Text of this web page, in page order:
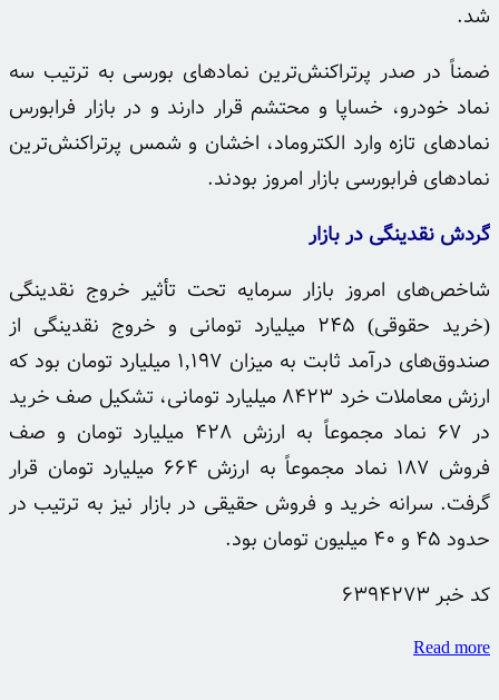
شد.
ضمناً در صدر پرتراکنش‌ترین نمادهای بورسی به ترتیب سه
نماد خودرو، خساپا و محتشم قرار دارند و در بازار فرابورس
نمادهای تازه وارد الکتروماد، اخشان و شمس پرتراکنش‌ترین
نمادهای فرابورسی بازار امروز بودند.
گردش نقدینگی در بازار
شاخص‌های امروز بازار سرمایه تحت تأثیر خروج نقدینگی
(خرید حقوقی) ۲۴۵ میلیارد تومانی و خروج نقدینگی از
صندوق‌های درآمد ثابت به میزان ۱,۱۹۷ میلیارد تومان بود که
ارزش معاملات خرد ۸۴۲۳ میلیارد تومانی، تشکیل صف خرید
در ۶۷ نماد مجموعاً به ارزش ۴۲۸ میلیارد تومان و صف
فروش ۱۸۷ نماد مجموعاً به ارزش ۶۶۴ میلیارد تومان قرار
گرفت. سرانه خرید و فروش حقیقی در بازار نیز به ترتیب در
حدود ۴۵ و ۴۰ میلیون تومان بود.
کد خبر 6394273
Read more